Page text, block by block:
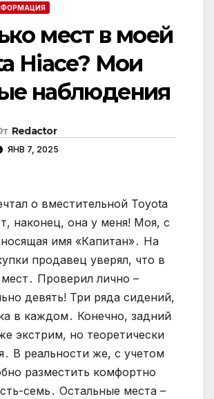
мест в моей
Hiace? Мои
наблюдения
Redactor
ЯНВ 7, 2025
о вместительной Toyota
наконец, она у меня! Моя, с
имя «Капитан»․ На
продавец уверял, что в
Проверил лично –
девять! Три ряда сидений,
в каждом․ Конечно, задний
экстрим, но теоретически
В реальности же, с учетом
разместить комфортно
семь․ Остальные места –